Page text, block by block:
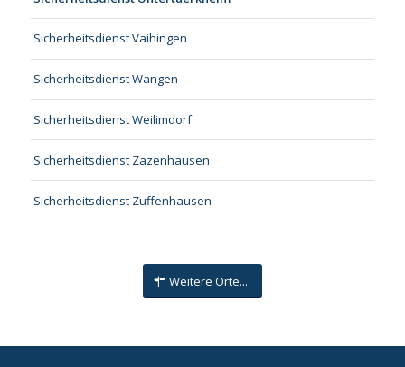
Sicherheitsdienst Vaihingen
Sicherheitsdienst Wangen
Sicherheitsdienst Weilimdorf
Sicherheitsdienst Zazenhausen
Sicherheitsdienst Zuffenhausen
Weitere Orte...